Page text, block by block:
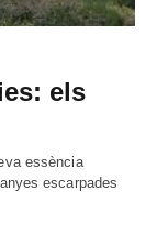
els
essència
escarpades